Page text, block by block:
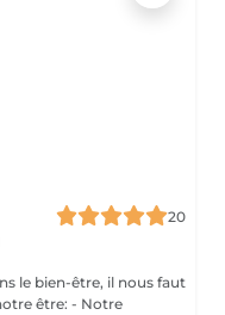
20
le bien-être, il nous faut
- Notre